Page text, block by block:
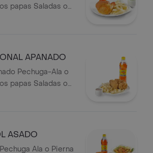
papas Saladas o
+ Bebida
APANADO
Pechuga-Ala o
papas Saladas o
+ Bebida
ASADO
Ala o Pierna